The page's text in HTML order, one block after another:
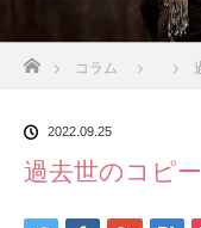
コラム
2022.09.25
過去世のコピ